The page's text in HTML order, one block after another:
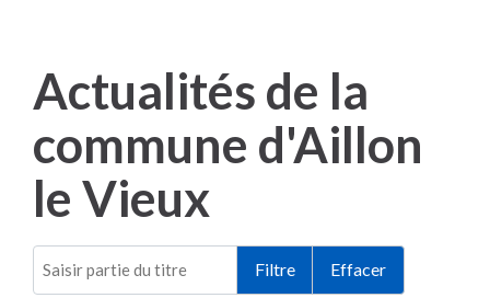
Actualités de la
commune d'Aillon
le Vieux
Saisir partie du titre Filtre Effacer